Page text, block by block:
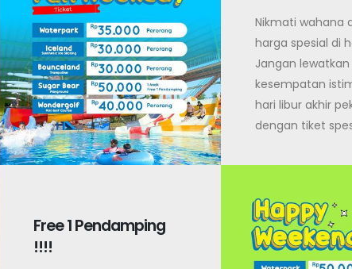
Nikmati wahana
harga spesial di
Jangan lewatkan
kesempatan
hari libur akhir
dengan tiket
Free 1 Pendamping
!!!!